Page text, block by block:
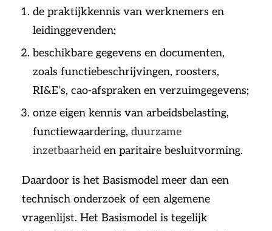
de praktijkkennis van werknemers en
leidinggevenden;
beschikbare gegevens en documenten,
zoals functiebeschrijvingen, roosters,
RI&E’s, cao-afspraken en verzuimgegevens;
onze eigen kennis van arbeidsbelasting,
functiewaardering, duurzame
inzetbaarheid en paritaire besluitvorming.
Daardoor is het Basismodel meer dan een
technisch onderzoek of een algemene
vragenlijst. Het Basismodel is tegelijk